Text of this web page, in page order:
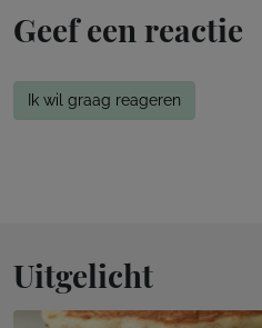
Geef een reactie
Ik wil graag reageren
Uitgelicht